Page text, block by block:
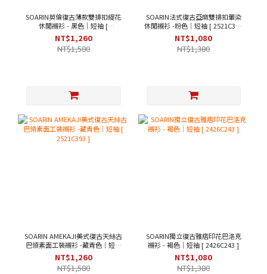
SOARIN英倫復古薄款雙排扣緹花
休閒襯衫 - 黑色｜短袖 [
242TC244/2426C244 ]
NT$1,260
NT$1,580
SOARIN法式復古亞麻雙排扣暈染
休閒襯衫 -粉色｜短袖 [ 2521C367
]
NT$1,080
NT$1,380
SOARIN AMEKAJI美式復古天絲古
巴領素面工裝襯衫 -藏青色｜短袖
[ 2521C393 ]
NT$1,260
NT$1,580
SOARIN獨立復古雅痞印花巴洛克
襯衫 - 褐色｜短袖 [ 2426C243 ]
NT$1,080
NT$1,380